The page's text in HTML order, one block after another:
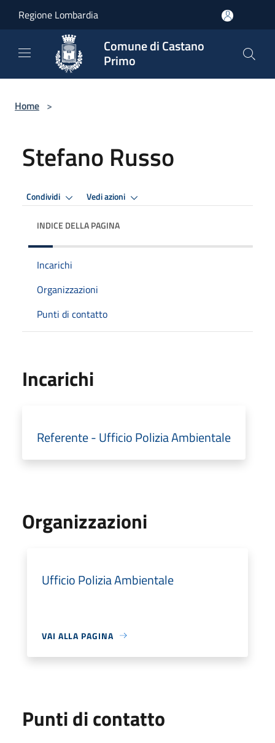
Regione Lombardia
Comune di Castano
Primo
Home >
Stefano Russo
Condividi Vedi azioni
INDICE DELLA PAGINA
Incarichi
Organizzazioni
Punti di contatto
Incarichi
Referente - Ufficio Polizia Ambientale
Organizzazioni
Ufficio Polizia Ambientale
VAI ALLA PAGINA
Punti di contatto